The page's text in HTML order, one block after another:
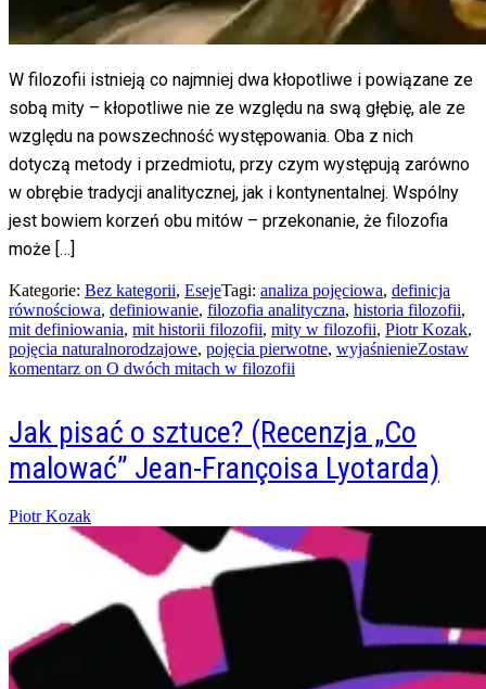
W filozofii istnieją co najmniej dwa kłopotliwe i powiązane ze
sobą mity – kłopotliwe nie ze względu na swą głębię, ale ze
względu na powszechność występowania. Oba z nich
dotyczą metody i przedmiotu, przy czym występują zarówno
w obrębie tradycji analitycznej, jak i kontynentalnej. Wspólny
jest bowiem korzeń obu mitów – przekonanie, że filozofia
może […]
Kategorie: Bez kategorii, EsejeTagi: analiza pojęciowa, definicja
równościowa, definiowanie, filozofia analityczna, historia filozofii,
mit definiowania, mit historii filozofii, mity w filozofii, Piotr Kozak,
pojęcia naturalnorodzajowe, pojęcia pierwotne, wyjaśnienieZostaw
komentarz on O dwóch mitach w filozofii
Jak pisać o sztuce? (Recenzja „Co
malować” Jean-Françoisa Lyotarda)
Posted
07/02/2016
Piotr Kozak